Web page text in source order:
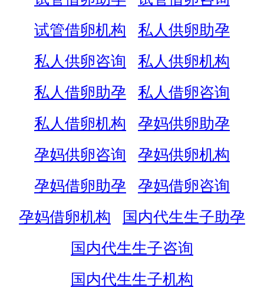
试管借卵机构
私人供卵助孕
私人供卵咨询
私人供卵机构
私人借卵助孕
私人借卵咨询
私人借卵机构
孕妈供卵助孕
孕妈供卵咨询
孕妈供卵机构
孕妈借卵助孕
孕妈借卵咨询
孕妈借卵机构
国内代生生子助孕
国内代生生子咨询
国内代生生子机构